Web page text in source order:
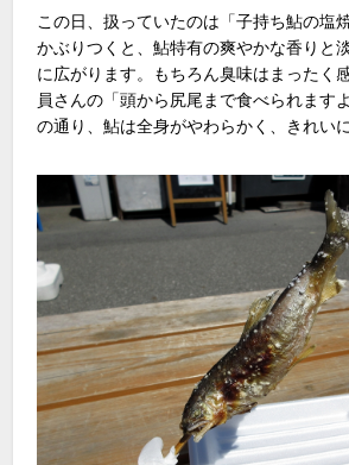
この日、扱っていたのは「子持ち鮎の塩
かぶりつくと、鮎特有の爽やかな香りと
に広がります。もちろん臭味はまったく
員さんの「頭から尻尾まで食べられます
の通り、鮎は全身がやわらかく、きれい